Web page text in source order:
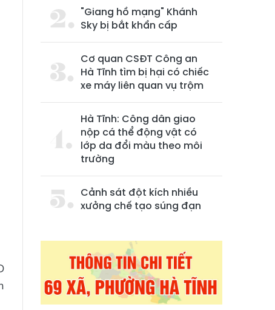
"Giang hồ mạng" Khánh
Sky bị bắt khẩn cấp
Cơ quan CSĐT Công an
Hà Tĩnh tìm bị hại có chiếc
xe máy liên quan vụ trộm
Hà Tĩnh: Công dân giao
nộp cá thể động vật có
lớp da đổi màu theo môi
trường
Cảnh sát đột kích nhiều
xưởng chế tạo súng đạn